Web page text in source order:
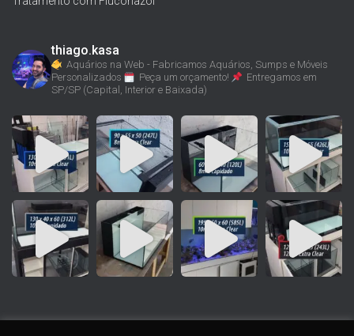
thiago.kasa
Aquários na Web - Fabricamos Aquários, Sumps e Móveis
Personalizados
Peça um orçamento!
Entregamos em
SP/SP (Capital, Interior e Baixada)